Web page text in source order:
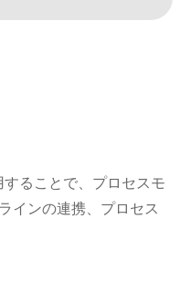
ることで、プロセスモ
インの連携、プロセス